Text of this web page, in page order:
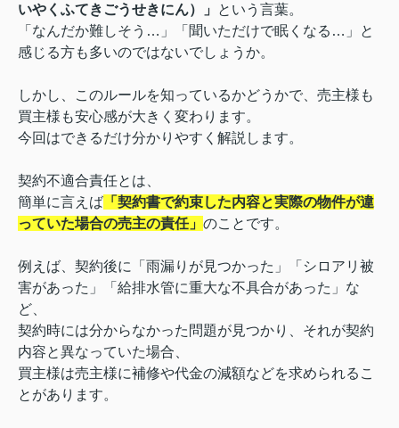
いやくふてきごうせきにん）」 という言葉。
「なんだか難しそう…」「聞いただけで眠くなる…」と
感じる方も多いのではないでしょうか。
しかし、このルールを知っているかどうかで、売主様も
買主様も安心感が大きく変わります。
今回はできるだけ分かりやすく解説します。
契約不適合責任とは、
簡単に言えば 「契約書で約束した内容と実際の物件が違
っていた場合の売主の責任」 のことです。
例えば、契約後に「雨漏りが見つかった」「シロアリ被
害があった」「給排水管に重大な不具合があった」な
ど、
契約時には分からなかった問題が見つかり、それが契約
内容と異なっていた場合、
買主様は売主様に補修や代金の減額などを求められるこ
とがあります。